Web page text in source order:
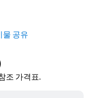
물 공유
조 가격표.